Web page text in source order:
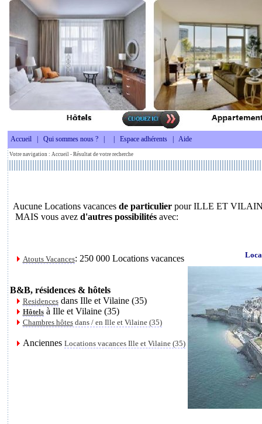
Accueil| Qui sommes nous ?| Espace adhérents| Aide
Votre navigation : Accueil- Résultat de votre recherche
Aucune Locations vacances de particulierpour ILLE ET
MAIS vous avez d'autres possibilitésavec:
Atouts Vacances: 250 000 Locations vacances
B&B, résidences & hôtels
Residencesdans Ille et Vilaine (35)
Hôtelsà Ille et Vilaine (35)
Chambres hôtesdans / en Ille et Vilaine (35)
Anciennes Locations vacances Ille et Vilaine (35)